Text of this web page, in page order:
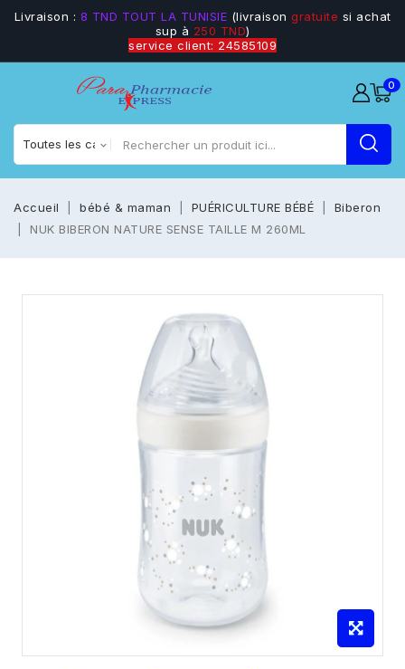
Livraison : 8 TND TOUT LA TUNISIE (livraison gratuite si achat
sup à 250 TND)
service client: 24585109
0
Accueil bébé & maman PUÉRICULTURE BÉBÉ
Biberon
NUK BIBERON NATURE SENSE TAILLE M 260ML